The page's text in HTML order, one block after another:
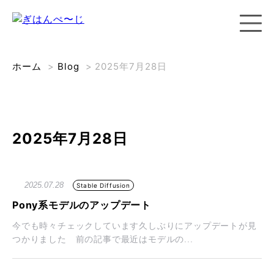
ホーム > Blog > 2025年7月28日
2025年7月28日
2025.07.28 Stable Diffusion
Pony系モデルのアップデート
今でも時々チェックしています久しぶりにアップデートが見
つかりました 前の記事で最近はモデルの...